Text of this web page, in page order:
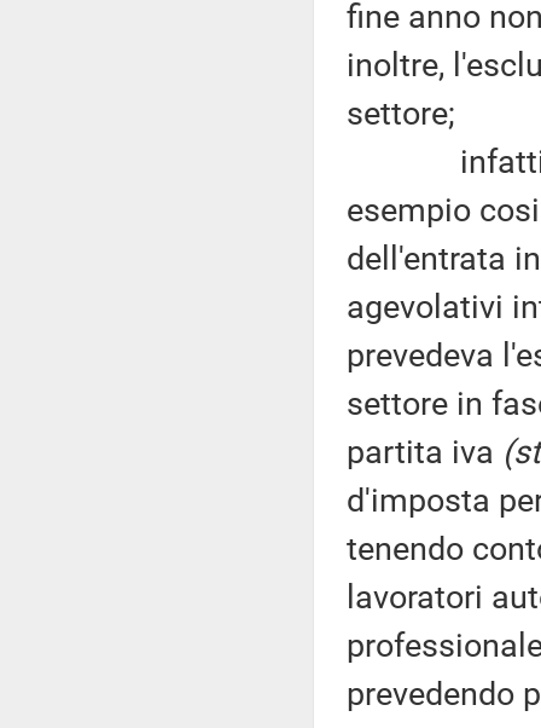
fine anno
inoltre,
settore;
infatti, sul
esempio
dell'entrata
agevolativi
prevedeva
settore in
partita iva
d'imposta
tenendo
lavoratori
prevedendo